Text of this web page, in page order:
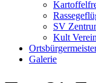
SV
Kult
Galerie